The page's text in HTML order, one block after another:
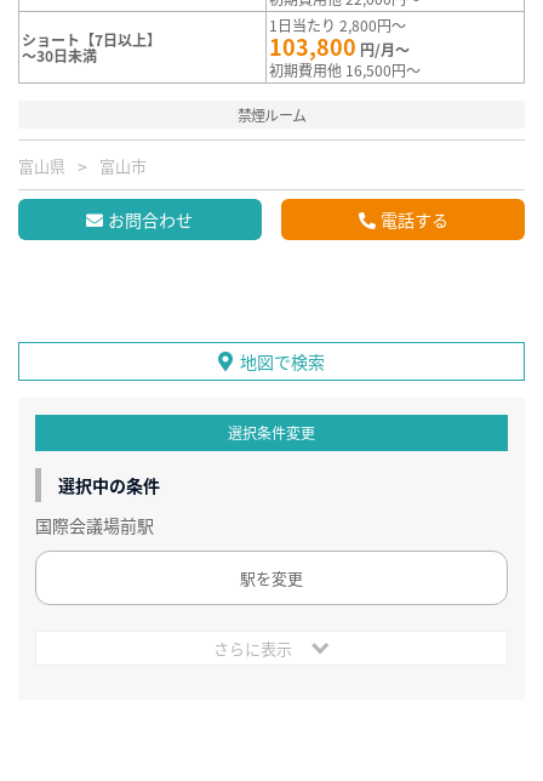
ショート【7日以上】
～30日未満
1日当たり 2,800円～
103,800 円/月～
初期費用他 16,500円～
禁煙ルーム
富山県 富山市
お問合わせ 電話する
地図で検索
選択条件変更
選択中の条件
国際会議場前駅
駅を変更
さらに表示